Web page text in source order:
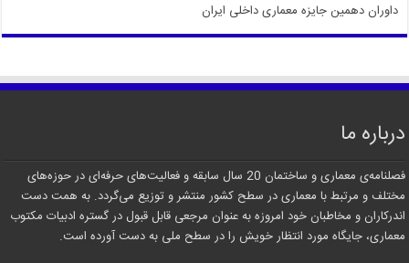
داوران دهمین جایزه معماری داخلی ایران
درباره ما
فصلنامه‌ی معماری و ساختمان 20 سال سابقه و فعالیت‌های حرفه‌ای در حوزه‌های
مختلف و مرتبط با معماری در سطح کشور منتشر و توزیع می‌گردد. به همت دست
اندرکاران و مخاطبان خود امروزه به عنوان مرجعی قابل قبول در گستره ادبیات مکتوب
معماری، جایگاه مورد انتظار خویش را در سطح ملی به دست آورده است.